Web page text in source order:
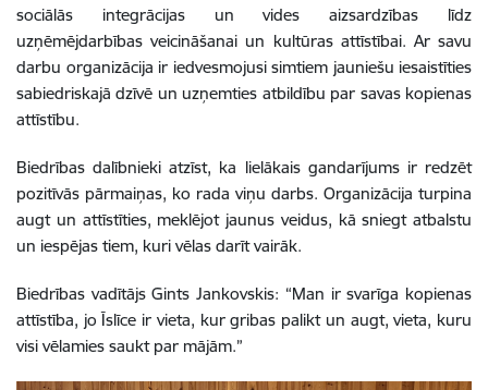
sociālās integrācijas un vides aizsardzības līdz
uzņēmējdarbības veicināšanai un kultūras attīstībai. Ar savu
darbu organizācija ir iedvesmojusi simtiem jauniešu iesaistīties
sabiedriskajā dzīvē un uzņemties atbildību par savas kopienas
attīstību.
Biedrības dalībnieki atzīst, ka lielākais gandarījums ir redzēt
pozitīvās pārmaiņas, ko rada viņu darbs. Organizācija turpina
augt un attīstīties, meklējot jaunus veidus, kā sniegt atbalstu
un iespējas tiem, kuri vēlas darīt vairāk.
Biedrības vadītājs Gints Jankovskis: “Man ir svarīga kopienas
attīstība, jo Īslīce ir vieta, kur gribas palikt un augt, vieta, kuru
visi vēlamies saukt par mājām.”